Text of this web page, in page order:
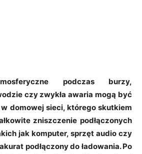
podczas burzy,
czy zwykła awaria mogą być
domowej sieci, którego skutkiem
zniszczenie podłączonych
jak komputer, sprzęt audio czy
podłączony do ładowania. Po